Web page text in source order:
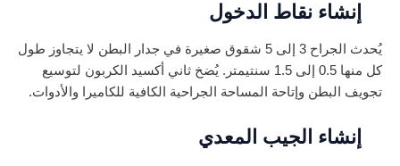
إنشاء نقاط الدخول
يُحدث الجراح 3 إلى 5 شقوق صغيرة في جدار البطن لا يتجاوز طول
كل منها 0.5 إلى 1.5 سنتيمتر. يُضخ ثاني أكسيد الكربون لتوسيع
تجويف البطن وإتاحة المساحة الجراحية الكافية للكاميرا والأدوات.
إنشاء الجيب المعدي